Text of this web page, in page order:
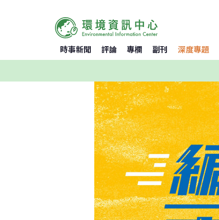
時事新聞 評論 專欄 副刊 深度專題